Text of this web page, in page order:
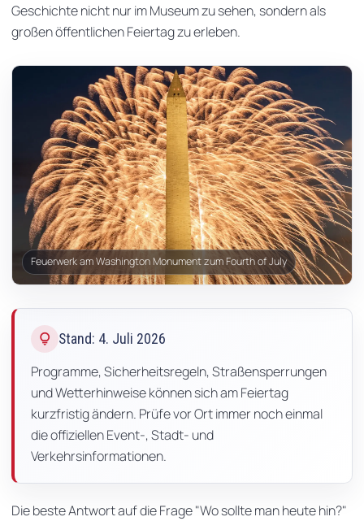
Geschichte nicht nur im Museum zu sehen, sondern als
großen öffentlichen Feiertag zu erleben.
Feuerwerk am Washington Monument zum Fourth of July
lightbulb Stand: 4. Juli 2026
Programme, Sicherheitsregeln, Straßensperrungen
und Wetterhinweise können sich am Feiertag
kurzfristig ändern. Prüfe vor Ort immer noch einmal
die offiziellen Event-, Stadt- und
Verkehrsinformationen.
Die beste Antwort auf die Frage "Wo sollte man heute hin?"